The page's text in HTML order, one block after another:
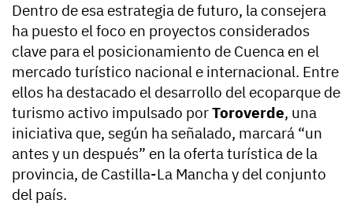
Dentro de esa estrategia de futuro, la consejera
ha puesto el foco en proyectos considerados
clave para el posicionamiento de Cuenca en el
mercado turístico nacional e internacional. Entre
ellos ha destacado el desarrollo del ecoparque de
turismo activo impulsado porToroverde, una
iniciativa que, según ha señalado, marcará “un
antes y un después” en la oferta turística de la
provincia, de Castilla-La Mancha y del conjunto
del país.